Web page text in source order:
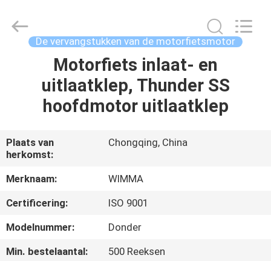
PRODUCTEN
VIDEO'S
OVER
ONS
Spare
Parts
De vervangstukken van de motorfietsmotor
Motorfiets inlaat- en
uitlaatklep, Thunder SS
hoofdmotor uitlaatklep
Plaats van
herkomst:
Chongqing, China
Merknaam:
WIMMA
Certificering:
ISO 9001
Modelnummer:
Donder
Min. bestelaantal:
500 Reeksen